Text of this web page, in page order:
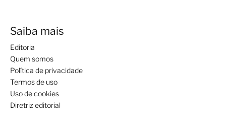
Saiba mais
Editoria
Quem somos
Política de privacidade
Termos de uso
Uso de cookies
Diretriz editorial